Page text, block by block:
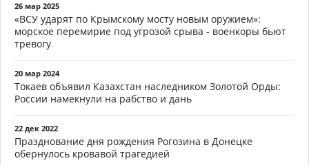
26 мар 2025
«ВСУ ударят по Крымскому мосту новым оружием»:
морское перемирие под угрозой срыва - военкоры бьют
тревогу
20 мар 2024
Токаев объявил Казахстан наследником Золотой Орды:
России намекнули на рабство и дань
22 дек 2022
Празднование дня рождения Рогозина в Донецке
обернулось кровавой трагедией